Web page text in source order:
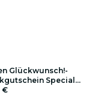
Glückwunsch!-
Special
€